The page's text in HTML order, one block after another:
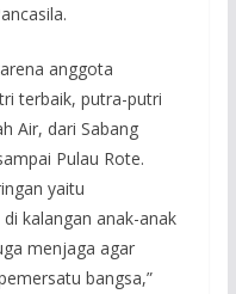
anggota
terbaik, putra-putri
Air, dari Sabang
Pulau Rote.
yaitu
kalangan anak-anak
menjaga agar
bangsa,”